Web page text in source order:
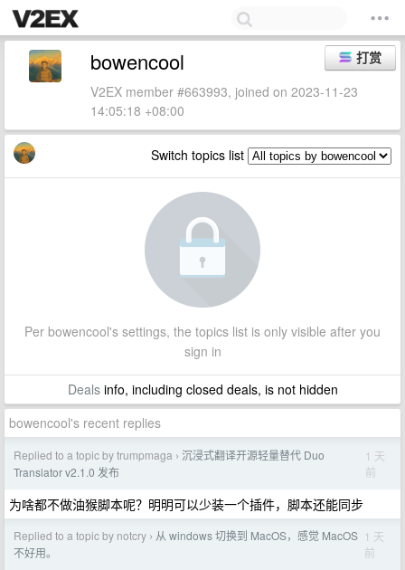
打赏
bowencool
V2EX member #663993, joined on 2023-11-23
14:05:18 +08:00
Switch topics list
Per bowencool's settings, the topics list is only visible after you
sign in
Dealsinfo, including closed deals, is not hidden
bowencool's recent replies
Replied to a topic by trumpmaga › 沉浸式翻译开源轻量替代 Duo
Translator v2.1.0 发布
1 天
前
为啥都不做油猴脚本呢？明明可以少装一个插件，脚本还能同步
Replied to a topic by notcry › 从 windows 切换到 MacOS，感觉 MacOS
不好用。
1 天
前